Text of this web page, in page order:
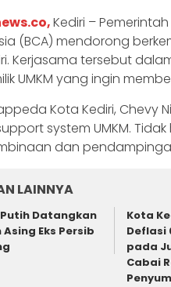
Kediri –
(BCA) mendorong
Kerjasama tersebut
UMKM yang ingin
Kota Kediri, Chevy
system UMKM.
dan
LAINNYA
Datangkan
Eks Persib
Kota
Deflasi
pada
Cabai